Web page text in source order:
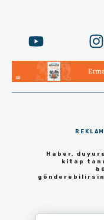
Haber,
kitap